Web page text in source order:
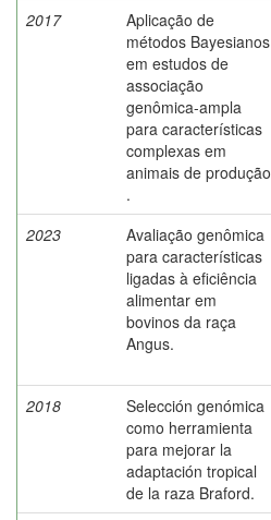
2017
Aplicação de
métodos Bayesianos
em estudos de
associação
genômica-ampla
para características
complexas em
animais de produção
.
2023
Avaliação genômica
para características
ligadas à eficiência
alimentar em
bovinos da raça
Angus.
2018
Selección genómica
como herramienta
para mejorar la
adaptación tropical
de la raza Braford.